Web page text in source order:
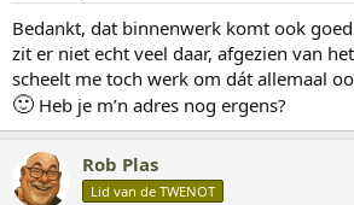
Bedankt, dat binnenwerk komt ook
zit er niet echt veel daar, afgezien van
scheelt me toch werk om dát allemaal
🙂 Heb je m’n adres nog ergens?
Rob Plas
Lid van de TWENOT